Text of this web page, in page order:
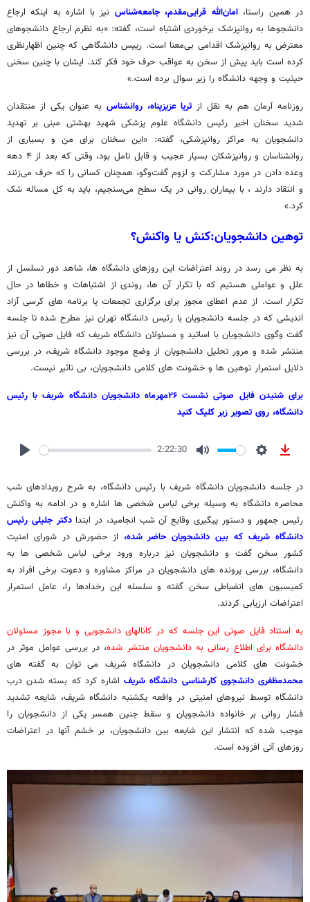
در همین راستا، امان‌الله قرایی‌مقدم، جامعه‌شناس نیز با اشاره به اینکه ارجاع
دانشجوها به روانپزشک برخوردی اشتباه است، گفته: «به نظرم ارجاع دانشجوهای
معترض به روانپزشک اقدامی بی‌معنا است. رییس دانشگاهی که چنین اظهارنظری
کرده است باید پیش از سخن به عواقب حرف خود فکر کند. ایشان با چنین سخنی
حیثیت و وجهه دانشگاه را زیر سوال برده است.»
روزنامه آرمان هم به نقل از ثریا عزیزپناه، روانشناس به عنوان یکی از منتقدان
شدید سخنان اخیر رئیس دانشگاه علوم پزشکی شهید بهشتی مبنی بر تهدید
دانشجویان به مراکز روانپزشکی، گفته: «این سخنان برای من و بسیاری از
روانشناسان و روانپزشکان بسیار عجیب و قابل تامل بود، وقتی که بعد از ۴ دهه
وعده دادن در مورد مشارکت و لزوم گفت‌وگو، همچنان کسانی را که حرف می‌زنند
و انتقاد دارند ، با بیماران روانی در یک سطح می‌سنجیم، باید به کل مساله شک
کرد.»
توهین دانشجویان:کنش یا واکنش؟
به نظر می رسد در روند اعتراضات این روزهای دانشگاه ها، شاهد دور تسلسل از
علل و عواملی هستیم که با تکرار آن ها، روندی از اشتباهات و خطاها در حال
تکرار است. از عدم اعطای مجوز برای برگزاری تجمعات یا برنامه های کرسی آزاد
اندیشی که در جلسه دانشجویان با رئیس دانشگاه تهران نیز مطرح شده تا جلسه
گفت وگوی دانشجویان با اساتید و مسئولان دانشگاه شریف که فایل صوتی آن نیز
منتشر شده و مرور تحلیل دانشجویان از وضع موجود دانشگاه شریف، در بررسی
دلایل استمرار توهین ها و خشونت های کلامی دانشجویان، بی تاثیر نیست.
برای شنیدن فایل صوتی نشست ٢۶مهرماه دانشجویان دانشگاه شریف با رئیس
دانشگاه، روی تصویر زیر کلیک کنید
2:22:30
در جلسه دانشجویان دانشگاه شریف با رئیس دانشگاه، به شرح رویدادهای شب
محاصره دانشگاه به وسیله برخی لباس شخصی ها اشاره و در ادامه به واکنش
رئیس جمهور و دستور پیگیری وقایع آن شب انجامید، در ابتدادکتر جلیلی رئیس
دانشگاه شریف که بین دانشجویان حاضر شده، از حضورش در شورای امنیت
کشور سخن گفت و دانشجویان نیز درباره ورود برخی لباس شخصی ها به
دانشگاه، بررسی پرونده های دانشجویان در مراکز مشاوره و دعوت برخی افراد به
کمیسیون های انضباطی سخن گفته و سلسله این رخدادها را، عامل استمرار
اعتراضات ارزیابی کردند.
به استناد فایل صوتی این جلسه که در کانالهای دانشجویی و با مجوز مسئولان
دانشگاه برای اطلاع رسانی به دانشجویان منتشر شده، در بررسی عوامل موثر در
خشونت های کلامی دانشجویان در دانشگاه شریف می توان به گفته های
محمدمظفری دانشجوی کارشناسی دانشگاه شریفاشاره کرد که بسته شدن درب
دانشگاه توسط نیروهای امنیتی در واقعه یکشنبه دانشگاه شریف، شایعه تشدید
فشار روانی بر خانواده دانشجویان و سقط جنین همسر یکی از دانشجویان را
موجب شده که انتشار این شایعه بین دانشجویان، بر خشم آنها در اعتراضات
روزهای آتی افزوده است.